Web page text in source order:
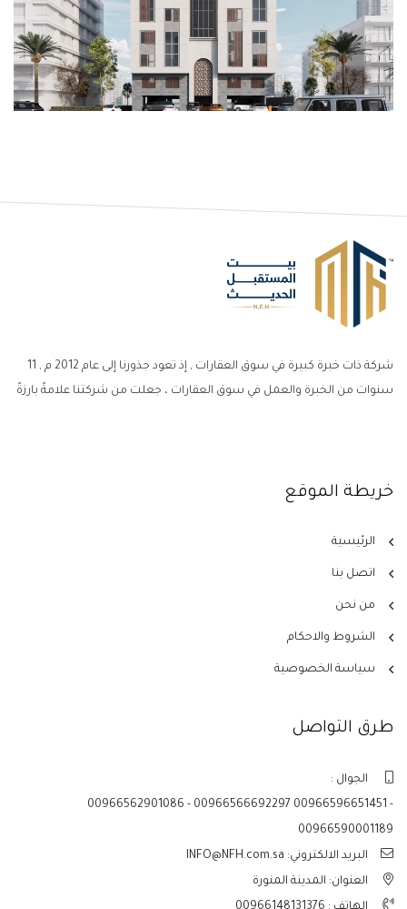
شركة ذات خبرة كبيرة في سوق العقارات , إذ تعود جذورنا إلى عام 2012 م , 11
سنوات من الخبرة والعمل في سوق العقارات ، جعلت من شركتنا علامةً بارزةً
خريطة الموقع
الرئيسية
اتصل بنا
من نحن
الشروط والاحكام
سياسة الخصوصية
طرق التواصل
الجوال :
00966562901086 - 00966566692297 00966596651451 -
00966590001189
البريد الالكتروني: INFO@NFH.com.sa
العنوان: المدينة المنورة